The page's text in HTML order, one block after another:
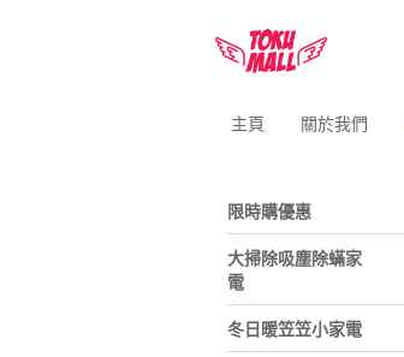
主頁 關於我們
限時購優惠
大掃除吸塵除蟎家
電
冬日暖笠笠小家電